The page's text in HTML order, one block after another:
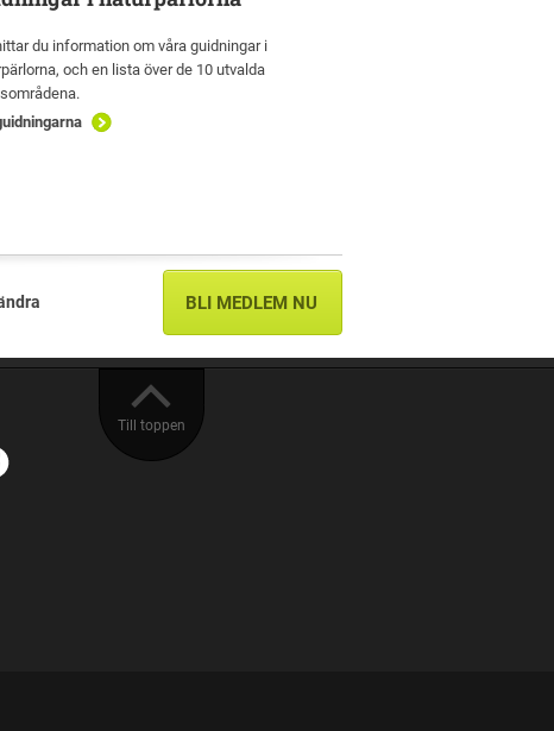
du information om våra guidningar i
och en lista över de 10 utvalda
BLI MEDLEM NU
Till toppen